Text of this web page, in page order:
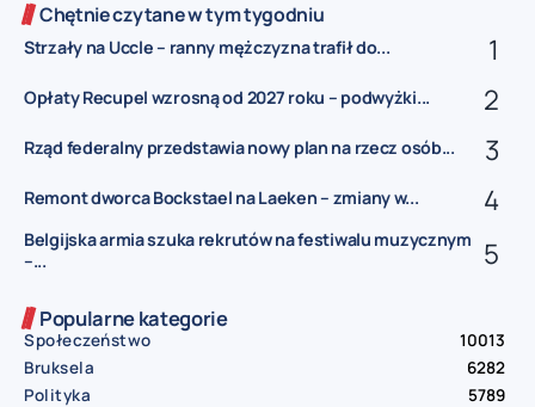
Chętnie czytane w tym tygodniu
Strzały na Uccle – ranny mężczyzna trafił do...
Opłaty Recupel wzrosną od 2027 roku – podwyżki...
Rząd federalny przedstawia nowy plan na rzecz osób...
Remont dworca Bockstael na Laeken – zmiany w...
Belgijska armia szuka rekrutów na festiwalu muzycznym
–...
Popularne kategorie
Społeczeństwo
10013
Bruksela
6282
Polityka
5789